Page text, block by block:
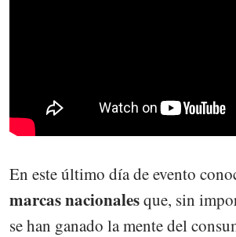
En este último día de evento
marcas nacionalesque, sin
se han ganado la mente del